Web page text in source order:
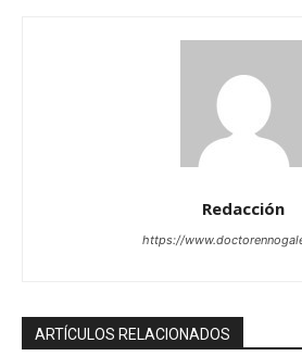
Redacción
https://
ARTÍCULOS RELACIONADOS